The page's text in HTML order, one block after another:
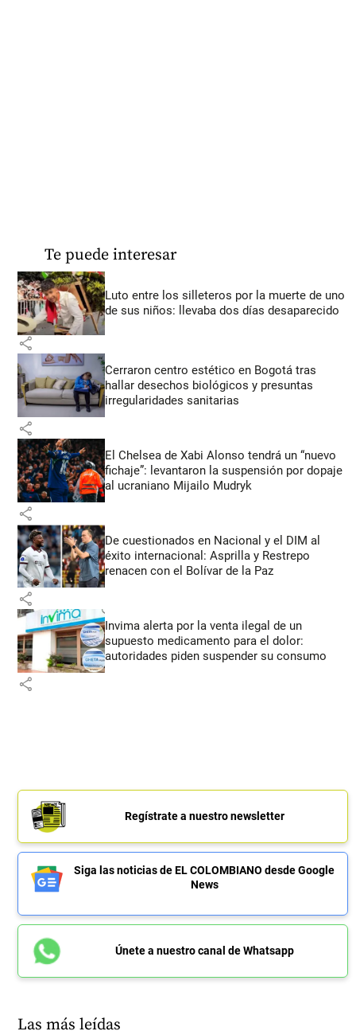
Te puede interesar
Luto entre los silleteros por la muerte de uno
de sus niños: llevaba dos días desaparecido
share
Cerraron centro estético en Bogotá tras
hallar desechos biológicos y presuntas
irregularidades sanitarias
share
El Chelsea de Xabi Alonso tendrá un “nuevo
fichaje”: levantaron la suspensión por dopaje
al ucraniano Mijailo Mudryk
share
De cuestionados en Nacional y el DIM al
éxito internacional: Asprilla y Restrepo
renacen con el Bolívar de la Paz
share
Invima alerta por la venta ilegal de un
supuesto medicamento para el dolor:
autoridades piden suspender su consumo
share
Regístrate a nuestro newsletter
Siga las noticias de EL COLOMBIANO desde Google
News
Únete a nuestro canal de Whatsapp
Las más leídas